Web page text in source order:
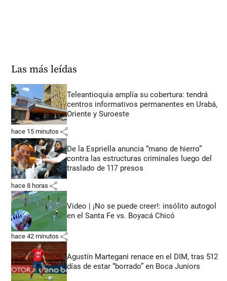
Las más leídas
Teleantioquia amplía su cobertura: tendrá
centros informativos permanentes en Urabá,
Oriente y Suroeste
hace 15 minutos share
De la Espriella anuncia “mano de hierro”
contra las estructuras criminales luego del
traslado de 117 presos
hace 8 horas share
Video | ¡No se puede creer!: insólito autogol
en el Santa Fe vs. Boyacá Chicó
hace 42 minutos share
Agustín Martegani renace en el DIM, tras 512
días de estar “borrado” en Boca Juniors